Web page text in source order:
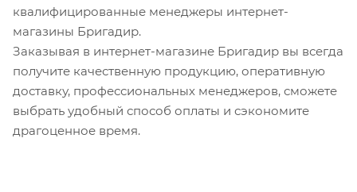
квалифицированные менеджеры интернет-
магазины Бригадир.
Заказывая в интернет-магазине Бригадир вы всегда
получите качественную продукцию, оперативную
доставку, профессиональных менеджеров, сможете
выбрать удобный способ оплаты и сэкономите
драгоценное время.